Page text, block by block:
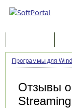
Программы для
Отзывы